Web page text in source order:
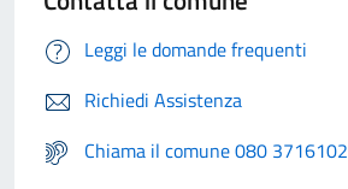
Leggi le domande frequenti
Richiedi Assistenza
Chiama il comune 080 3716102